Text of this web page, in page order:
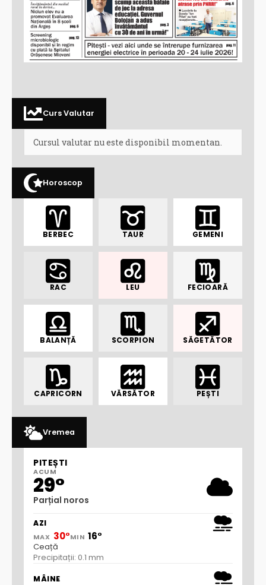
Curs Valutar
Cursul valutar nu este disponibil momentan.
Horoscop
BERBEC TAUR GEMENI
RAC LEU FECIOARĂ
BALANȚĂ SCORPION SĂGETĂTOR
CAPRICORN VĂRSĂTOR PEȘTI
Vremea
PITEȘTI
ACUM
29°
Parțial noros
AZI
MAX 30°MIN 16°
Ceață
Precipitații: 0.1 mm
MÂINE